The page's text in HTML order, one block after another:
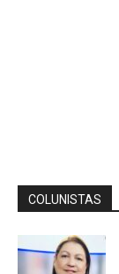
COLUNISTAS